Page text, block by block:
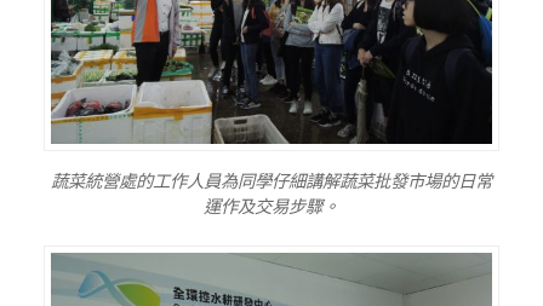
蔬菜統營處的工作人員為同學仔細講解蔬菜批發市場的日常
運作及交易步驟。